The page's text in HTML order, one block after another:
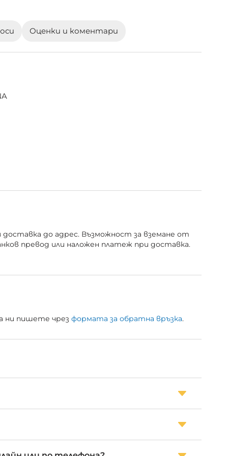
Оценки и коментари
до адрес. Възможност за вземане от
превод или наложен платеж при доставка.
ни пишете чрез формата за обратна връзка.